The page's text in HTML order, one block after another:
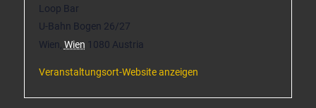
Loop Bar
U-Bahn Bogen 26/27
Wien Wien 1080 Austria
Veranstaltungsort-Website anzeigen